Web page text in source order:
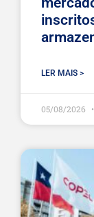
LER MAIS >
05/08/2026